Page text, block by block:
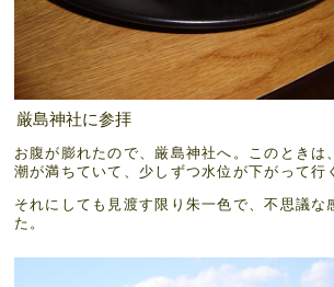
厳島神社に参拝
お腹が膨れたので、厳島神社へ。このときは
潮が満ちていて、少しずつ水位が下がって行
それにしても見渡す限り朱一色で、不思議な
た。